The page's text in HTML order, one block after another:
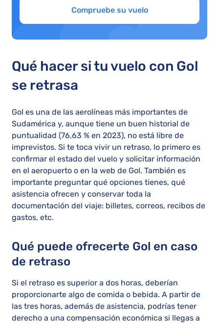
Compruebe su vuelo
Qué hacer si tu vuelo con Gol
se retrasa
Gol es una de las aerolíneas más importantes de
Sudamérica y, aunque tiene un buen historial de
puntualidad (76,63 % en 2023), no está libre de
imprevistos. Si te toca vivir un retraso, lo primero es
confirmar el estado del vuelo y solicitar información
en el aeropuerto o en la web de Gol. También es
importante preguntar qué opciones tienes, qué
asistencia ofrecen y conservar toda la
documentación del viaje: billetes, correos, recibos de
gastos, etc.
Qué puede ofrecerte Gol en caso
de retraso
Si el retraso es superior a dos horas, deberían
proporcionarte algo de comida o bebida. A partir de
las tres horas, además de asistencia, podrías tener
derecho a una compensación económica si llegas a